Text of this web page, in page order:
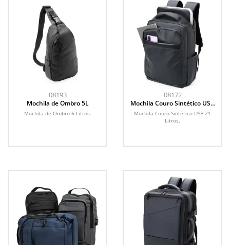
08193
Mochila de Ombro 5L
Mochila de Ombro 6 Litros.
08172
Mochila Couro Sintético USB
26L
Mochila Couro Sintético USB 21
Litros.